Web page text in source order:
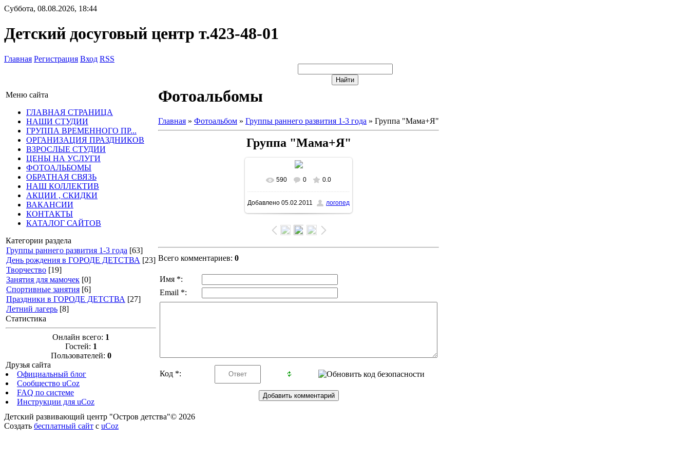
Суббота, 08.08.2026, 18:44
Детский досуговый центр т.423-48-01
Главная Регистрация Вход RSS
Меню сайта
ГЛАВНАЯ СТРАНИЦА
НАШИ СТУДИИ
ГРУППА ВРЕМЕННОГО ПР...
ОРГАНИЗАЦИЯ ПРАЗДНИКОВ
ВЗРОСЛЫЕ СТУДИИ
ЦЕНЫ НА УСЛУГИ
ФОТОАЛЬБОМЫ
ОБРАТНАЯ СВЯЗЬ
НАШ КОЛЛЕКТИВ
АКЦИИ , СКИДКИ
ВАКАНСИИ
КОНТАКТЫ
КАТАЛОГ САЙТОВ
Категории раздела
Группы раннего развития 1-3 года [63]
День рождения в ГОРОДЕ ДЕТСТВА [23]
Творчество [19]
Занятия для мамочек [0]
Спортивные занятия [6]
Праздники в ГОРОДЕ ДЕТСТВА [27]
Летний лагерь [8]
Статистика
Онлайн всего: 1
Гостей: 1
Пользователей: 0
Друзья сайта
Официальный блог
Сообщество uCoz
FAQ по системе
Инструкции для uCoz
Фотоальбомы
Главная » Фотоальбом » Группы раннего развития 1-3 года » Группа "Мама+Я"
Группа "Мама+Я"
В реальном размере
1200x1600/ 452.0Kb
590 0 0.0
Добавлено 05.02.2011 логопед
Всего комментариев: 0
Имя *:
Email *:
Код *:
Детский развивающий центр "Остров детства"© 2026
Создать бесплатный сайт с uCoz